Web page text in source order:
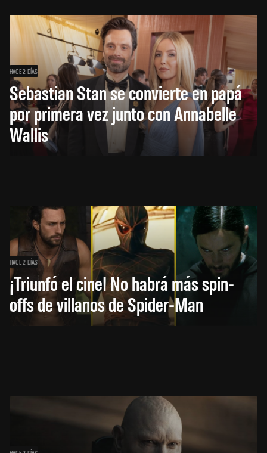
HACE 2 DÍAS
Sebastian Stan se convierte en papá
por primera vez junto con Annabelle
Wallis
HACE 2 DÍAS
¡Triunfó el cine! No habrá más spin-
offs de villanos de Spider-Man